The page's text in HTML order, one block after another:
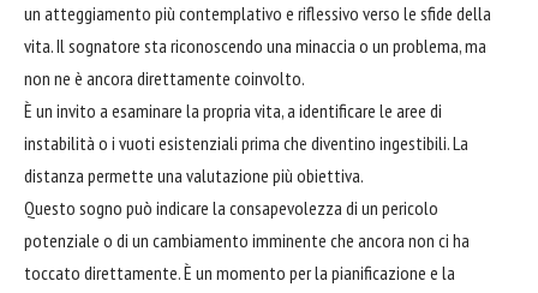
un atteggiamento più contemplativo e riflessivo verso le sfide della
vita. Il sognatore sta riconoscendo una minaccia o un problema, ma
non ne è ancora direttamente coinvolto.
È un invito a esaminare la propria vita, a identificare le aree di
instabilità o i vuoti esistenziali prima che diventino ingestibili. La
distanza permette una valutazione più obiettiva.
Questo sogno può indicare la consapevolezza di un pericolo
potenziale o di un cambiamento imminente che ancora non ci ha
toccato direttamente. È un momento per la pianificazione e la